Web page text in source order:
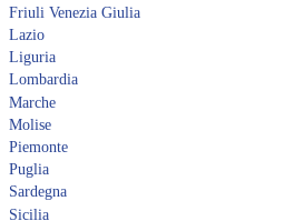
Friuli Venezia Giulia
Lazio
Liguria
Lombardia
Marche
Molise
Piemonte
Puglia
Sardegna
Sicilia